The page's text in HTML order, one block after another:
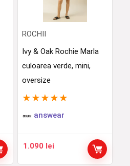
ROCHII
Ivy & Oak Rochie Marla
culoarea verde, mini,
oversize
★ ★ ★ ★ ★
answear
1.090 lei